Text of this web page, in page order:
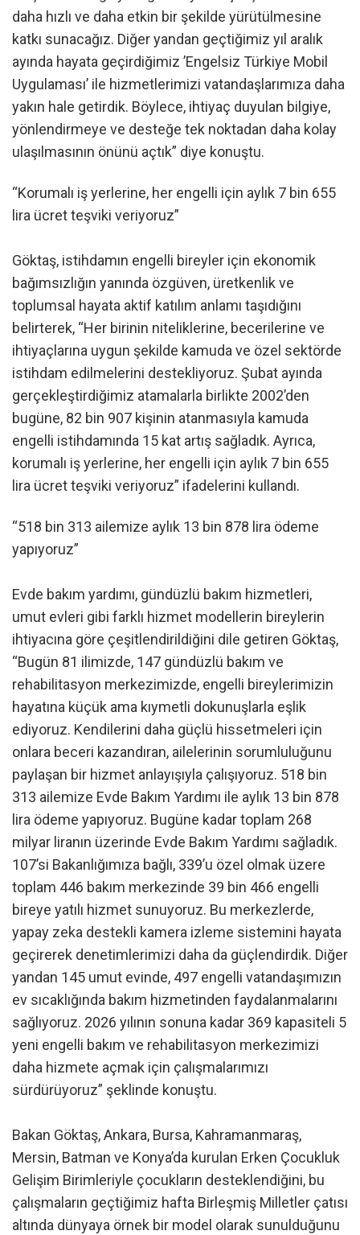
daha hızlı ve daha etkin bir şekilde yürütülmesine
katkı sunacağız. Diğer yandan geçtiğimiz yıl aralık
ayında hayata geçirdiğimiz ’Engelsiz Türkiye Mobil
Uygulaması’ ile hizmetlerimizi vatandaşlarımıza daha
yakın hale getirdik. Böylece, ihtiyaç duyulan bilgiye,
yönlendirmeye ve desteğe tek noktadan daha kolay
ulaşılmasının önünü açtık” diye konuştu.
“Korumalı iş yerlerine, her engelli için aylık 7 bin 655
lira ücret teşviki veriyoruz”
Göktaş, istihdamın engelli bireyler için ekonomik
bağımsızlığın yanında özgüven, üretkenlik ve
toplumsal hayata aktif katılım anlamı taşıdığını
belirterek, “Her birinin niteliklerine, becerilerine ve
ihtiyaçlarına uygun şekilde kamuda ve özel sektörde
istihdam edilmelerini destekliyoruz. Şubat ayında
gerçekleştirdiğimiz atamalarla birlikte 2002’den
bugüne, 82 bin 907 kişinin atanmasıyla kamuda
engelli istihdamında 15 kat artış sağladık. Ayrıca,
korumalı iş yerlerine, her engelli için aylık 7 bin 655
lira ücret teşviki veriyoruz” ifadelerini kullandı.
“518 bin 313 ailemize aylık 13 bin 878 lira ödeme
yapıyoruz”
Evde bakım yardımı, gündüzlü bakım hizmetleri,
umut evleri gibi farklı hizmet modellerin bireylerin
ihtiyacına göre çeşitlendirildiğini dile getiren Göktaş,
“Bugün 81 ilimizde, 147 gündüzlü bakım ve
rehabilitasyon merkezimizde, engelli bireylerimizin
hayatına küçük ama kıymetli dokunuşlarla eşlik
ediyoruz. Kendilerini daha güçlü hissetmeleri için
onlara beceri kazandıran, ailelerinin sorumluluğunu
paylaşan bir hizmet anlayışıyla çalışıyoruz. 518 bin
313 ailemize Evde Bakım Yardımı ile aylık 13 bin 878
lira ödeme yapıyoruz. Bugüne kadar toplam 268
milyar liranın üzerinde Evde Bakım Yardımı sağladık.
107’si Bakanlığımıza bağlı, 339’u özel olmak üzere
toplam 446 bakım merkezinde 39 bin 466 engelli
bireye yatılı hizmet sunuyoruz. Bu merkezlerde,
yapay zeka destekli kamera izleme sistemini hayata
geçirerek denetimlerimizi daha da güçlendirdik. Diğer
yandan 145 umut evinde, 497 engelli vatandaşımızın
ev sıcaklığında bakım hizmetinden faydalanmalarını
sağlıyoruz. 2026 yılının sonuna kadar 369 kapasiteli 5
yeni engelli bakım ve rehabilitasyon merkezimizi
daha hizmete açmak için çalışmalarımızı
sürdürüyoruz” şeklinde konuştu.
Bakan Göktaş, Ankara, Bursa, Kahramanmaraş,
Mersin, Batman ve Konya’da kurulan Erken Çocukluk
Gelişim Birimleriyle çocukların desteklendiğini, bu
çalışmaların geçtiğimiz hafta Birleşmiş Milletler çatısı
altında dünyaya örnek bir model olarak sunulduğunu